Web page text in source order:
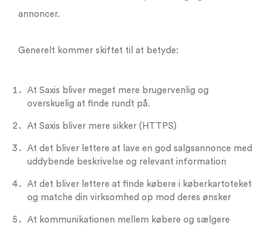
annoncer.
Generelt kommer skiftet til at betyde:
At Saxis bliver meget mere brugervenlig og
overskuelig at finde rundt på.
At Saxis bliver mere sikker (HTTPS)
At det bliver lettere at lave en god salgsannonce med
uddybende beskrivelse og relevant information
At det bliver lettere at finde købere i køberkartoteket
og matche din virksomhed op mod deres ønsker
At kommunikationen mellem købere og sælgere